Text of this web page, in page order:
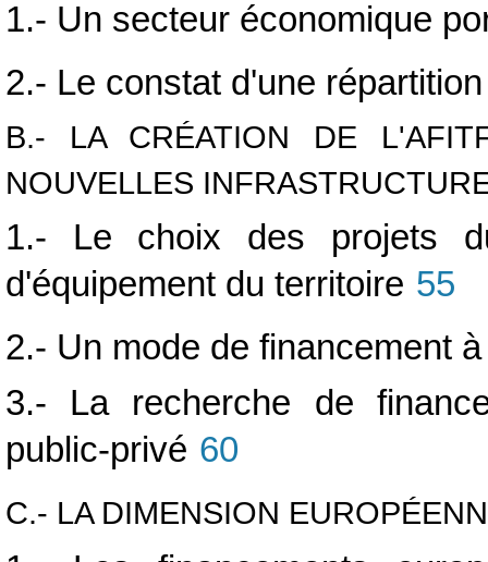
1.- Un secteur économique
2.- Le constat d'une
B.- LA CRÉATION DE
NOUVELLES
1.- Le choix des projets
d'équipement du territoire 55
2.- Un mode de financement
3.- La recherche de
public-privé 60
C.- LA DIMENSION